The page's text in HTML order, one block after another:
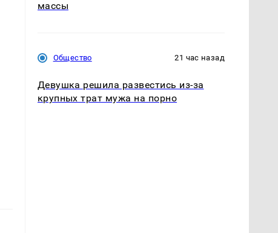
массы
Общество 21 час назад
Девушка решила развестись из-за
крупных трат мужа на порно